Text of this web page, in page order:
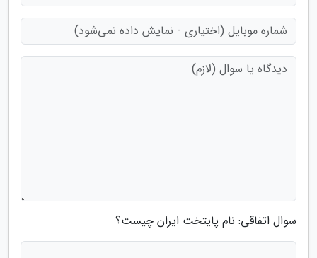
سوال اتفاقی: نام پایتخت ایران چیست؟